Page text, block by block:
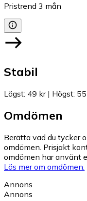
Pristrend 3 mån
Stabil
Lägst: 49 kr| Högst:
Omdömen
Berätta vad du tycker
omdömen. Prisjakt
omdömen har använt
Läs mer om omdömen.
Annons
Annons